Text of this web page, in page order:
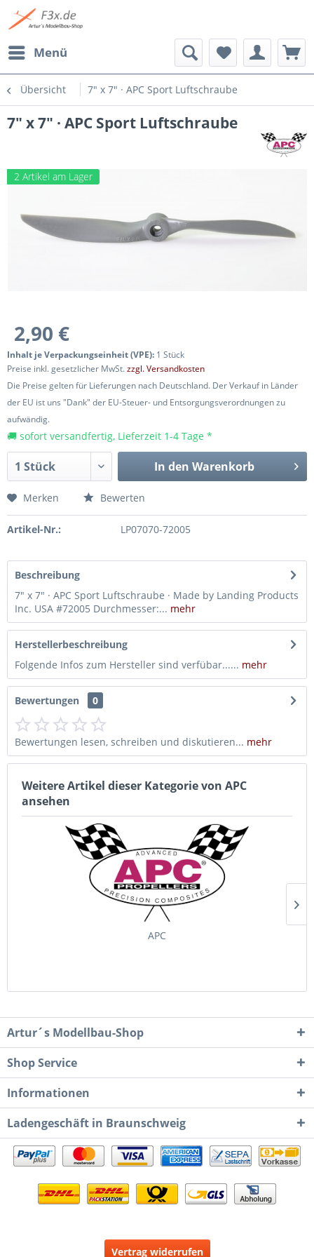
Menü
Übersicht 7" x 7" · APC Sport Luftschraube
7" x 7" · APC Sport Luftschraube
2 Artikel am Lager
2,90 €
Inhalt je Verpackungseinheit (VPE): 1 Stück
Preise inkl. gesetzlicher MwSt.zzgl. Versandkosten
Die Preise gelten für Lieferungen nach Deutschland. Der Verkauf in Länder
der EU ist uns "Dank" der EU-Steuer- und Entsorgungsverordnungen zu
aufwändig.
🚚 sofort versandfertig, Lieferzeit 1-4 Tage *
In den Warenkorb
Merken Bewerten
Artikel-Nr.: LP07070-72005
Beschreibung
7" x 7" · APC Sport Luftschraube · Made by Landing Products
Inc. USA #72005 Durchmesser:... mehr
Herstellerbeschreibung
Folgende Infos zum Hersteller sind verfübar...... mehr
Bewertungen 0
Bewertungen lesen, schreiben und diskutieren... mehr
Weitere Artikel dieser Kategorie von APC
ansehen
APC
Artur´s Modellbau-Shop
Shop Service
Informationen
Ladengeschäft in Braunschweig
Vertrag widerrufen